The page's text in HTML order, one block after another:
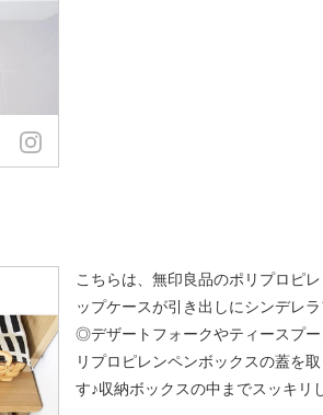
こちらは、無印良品のポリプロピ
ップケースが引き出しにシンデレ
◎デザートフォークやティースプ
リプロピレンペンボックスの蓋を
す♪収納ボックスの中までスッキリ